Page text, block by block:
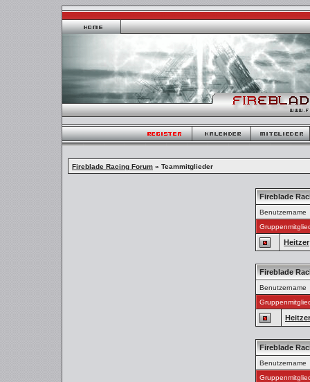
Fireblade Racing Forum » Teammitglieder
Fireblade
Benutzername
Heitzer
Fireblade
Benutzername
Heitzer
Fireblade
Benutzername